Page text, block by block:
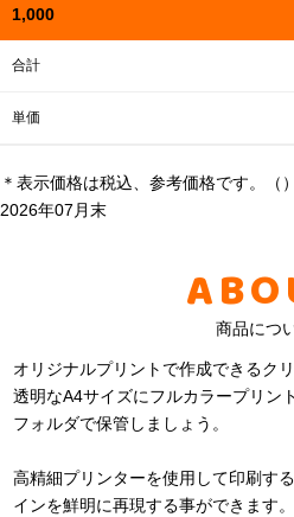
1,000
合計
単価
＊表示価格は税込、参考価格です。（
2026年07月末
商品につ
オリジナルプリントで作成できるク
透明なA4サイズにフルカラープリン
フォルダで保管しましょう。
高精細プリンターを使用して印刷す
インを鮮明に再現する事ができます。